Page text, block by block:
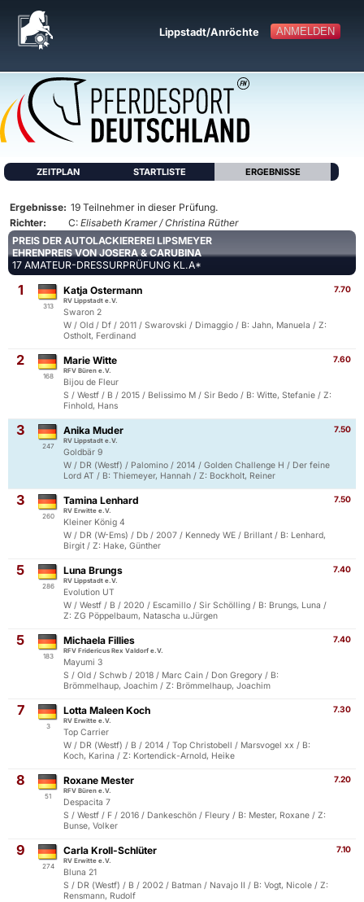
ANMELDEN
Lippstadt/Anröchte
ZEITPLAN STARTLISTE ERGEBNISSE
Ergebnisse: 19 Teilnehmer in dieser Prüfung.
Richter:
C: Elisabeth Kramer / Christina Rüther
PREIS DER AUTOLACKIEREREI LIPSMEYER
EHRENPREIS VON JOSERA & CARUBINA
17 AMATEUR-DRESSURPRÜFUNG KL.A*
1
313
7.70
Katja Ostermann
RV Lippstadt e.V.
Swaron 2
W / Old / Df / 2011 / Swarovski / Dimaggio / B: Jahn, Manuela / Z:
Ostholt, Ferdinand
2
168
7.60
Marie Witte
RFV Büren e.V.
Bijou de Fleur
S / Westf / B / 2015 / Belissimo M / Sir Bedo / B: Witte, Stefanie / Z:
Finhold, Hans
3
247
7.50
Anika Muder
RV Lippstadt e.V.
Goldbär 9
W / DR (Westf) / Palomino / 2014 / Golden Challenge H / Der feine
Lord AT / B: Thiemeyer, Hannah / Z: Bockholt, Reiner
3
260
7.50
Tamina Lenhard
RV Erwitte e.V.
Kleiner König 4
W / DR (W-Ems) / Db / 2007 / Kennedy WE / Brillant / B: Lenhard,
Birgit / Z: Hake, Günther
5
286
7.40
Luna Brungs
RV Lippstadt e.V.
Evolution UT
W / Westf / B / 2020 / Escamillo / Sir Schölling / B: Brungs, Luna /
Z: ZG Pöppelbaum, Natascha u.Jürgen
5
183
7.40
Michaela Fillies
RFV Fridericus Rex Valdorf e.V.
Mayumi 3
S / Old / Schwb / 2018 / Marc Cain / Don Gregory / B:
Brömmelhaup, Joachim / Z: Brömmelhaup, Joachim
7
3
7.30
Lotta Maleen Koch
RV Erwitte e.V.
Top Carrier
W / DR (Westf) / B / 2014 / Top Christobell / Marsvogel xx / B:
Koch, Karina / Z: Kortendick-Arnold, Heike
8
51
7.20
Roxane Mester
RFV Büren e.V.
Despacita 7
S / Westf / F / 2016 / Dankeschön / Fleury / B: Mester, Roxane / Z:
Bunse, Volker
9
274
7.10
Carla Kroll-Schlüter
RV Erwitte e.V.
Bluna 21
S / DR (Westf) / B / 2002 / Batman / Navajo II / B: Vogt, Nicole / Z:
Rensmann, Rudolf